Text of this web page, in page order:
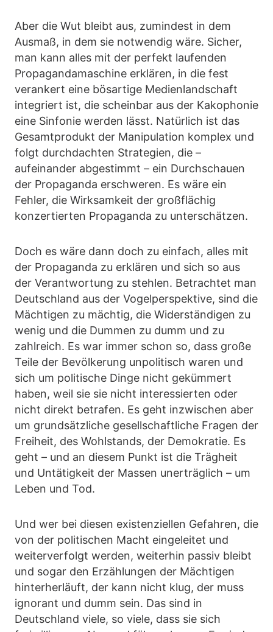
Aber die Wut bleibt aus, zumindest in dem
Ausmaß, in dem sie notwendig wäre. Sicher,
man kann alles mit der perfekt laufenden
Propagandamaschine erklären, in die fest
verankert eine bösartige Medienlandschaft
integriert ist, die scheinbar aus der Kakophonie
eine Sinfonie werden lässt. Natürlich ist das
Gesamtprodukt der Manipulation komplex und
folgt durchdachten Strategien, die –
aufeinander abgestimmt – ein Durchschauen
der Propaganda erschweren. Es wäre ein
Fehler, die Wirksamkeit der großflächig
konzertierten Propaganda zu unterschätzen.
Doch es wäre dann doch zu einfach, alles mit
der Propaganda zu erklären und sich so aus
der Verantwortung zu stehlen. Betrachtet man
Deutschland aus der Vogelperspektive, sind die
Mächtigen zu mächtig, die Widerständigen zu
wenig und die Dummen zu dumm und zu
zahlreich. Es war immer schon so, dass große
Teile der Bevölkerung unpolitisch waren und
sich um politische Dinge nicht gekümmert
haben, weil sie sie nicht interessierten oder
nicht direkt betrafen. Es geht inzwischen aber
um grundsätzliche gesellschaftliche Fragen der
Freiheit, des Wohlstands, der Demokratie. Es
geht – und an diesem Punkt ist die Trägheit
und Untätigkeit der Massen unerträglich – um
Leben und Tod.
Und wer bei diesen existenziellen Gefahren, die
von der politischen Macht eingeleitet und
weiterverfolgt werden, weiterhin passiv bleibt
und sogar den Erzählungen der Mächtigen
hinterherläuft, der kann nicht klug, der muss
ignorant und dumm sein. Das sind in
Deutschland viele, so viele, dass sie sich